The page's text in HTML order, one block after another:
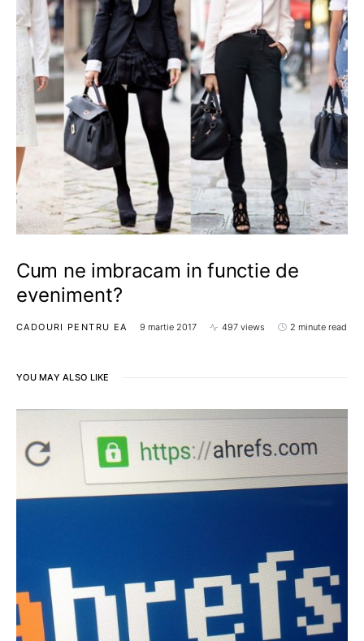
Cum ne imbracam in functie de
eveniment?
CADOURI PENTRU EA 9 martie 2017 497 views 2 minute read
YOU MAY ALSO LIKE